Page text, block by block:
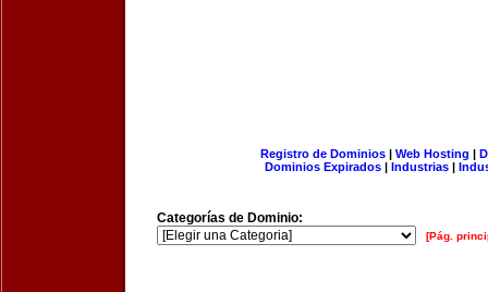
Registro de Dominios| Web Hosting |
Dominios Expirados | Industrias |
Categorías de Dominio:
[Pág.